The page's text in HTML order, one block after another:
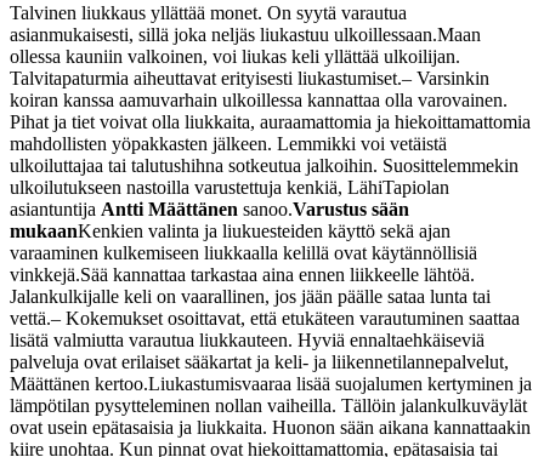
Talvinen liukkaus yllättää monet. On syytä varautua
asianmukaisesti, sillä joka neljäs liukastuu ulkoillessaan.Maan
ollessa kauniin valkoinen, voi liukas keli yllättää ulkoilijan.
Talvitapaturmia aiheuttavat erityisesti liukastumiset.– Varsinkin
koiran kanssa aamuvarhain ulkoillessa kannattaa olla varovainen.
Pihat ja tiet voivat olla liukkaita, auraamattomia ja hiekoittamattomia
mahdollisten yöpakkasten jälkeen. Lemmikki voi vetäistä
ulkoiluttajaa tai talutushihna sotkeutua jalkoihin. Suosittelemmekin
ulkoilutukseen nastoilla varustettuja kenkiä, LähiTapiolan
asiantuntija Antti Määttänen sanoo.Varustus sään
mukaanKenkien valinta ja liukuesteiden käyttö sekä ajan
varaaminen kulkemiseen liukkaalla kelillä ovat käytännöllisiä
vinkkejä.Sää kannattaa tarkastaa aina ennen liikkeelle lähtöä.
Jalankulkijalle keli on vaarallinen, jos jään päälle sataa lunta tai
vettä.– Kokemukset osoittavat, että etukäteen varautuminen saattaa
lisätä valmiutta varautua liukkauteen. Hyviä ennaltaehkäiseviä
palveluja ovat erilaiset sääkartat ja keli- ja liikennetilannepalvelut,
Määttänen kertoo.Liukastumisvaaraa lisää suojalumen kertyminen ja
lämpötilan pysytteleminen nollan vaiheilla. Tällöin jalankulkuväylät
ovat usein epätasaisia ja liukkaita. Huonon sään aikana kannattaakin
kiire unohtaa. Kun pinnat ovat hiekoittamattomia, epätasaisia tai